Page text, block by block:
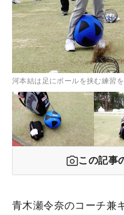
河本結は足にボールを挟む練習
この記事
青木瀬令奈のコーチ兼